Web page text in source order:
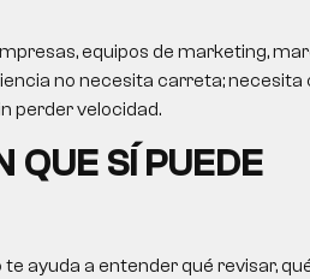
equipos de marketing,
no necesita carreta; necesita
perder velocidad.
QUE SÍ PUEDE
ayuda a entender qué revisar,